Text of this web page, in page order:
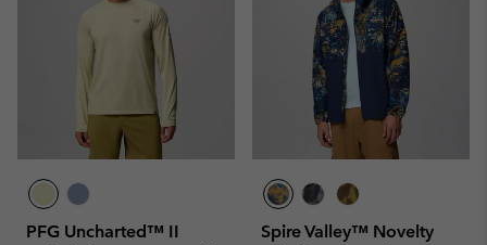
PFG Uncharted™ II
Spire Valley™ Novelty